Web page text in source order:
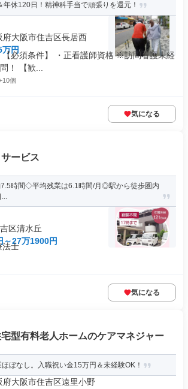
年休120日！精神科手当で頑張りを還元！
大阪市住吉区長居西
万円
【必須条件】 ・正看護師資格 ※訪問看護未経
！ 【歓...
個
気になる
ービス
時間◇平均残業は6.1時間/月◎駅から徒歩圏内
区清水丘
～27万1900円
法士
気になる
型有料老人ホームのケアマネジャー
ぼなし。入職祝い金15万円＆未経験OK！
大阪市住吉区遠里小野